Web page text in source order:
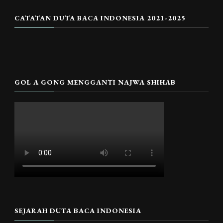
CATATAN DUTA BACA INDONESIA 2021-2025
GOL A GONG MENGGANTI NAJWA SHIHAB
SEJARAH DUTA BACA INDONESIA